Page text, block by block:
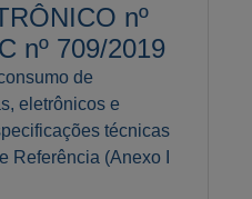
nº
nº 709/2019
de
eletrônicos e
técnicas
Referência (Anexo I